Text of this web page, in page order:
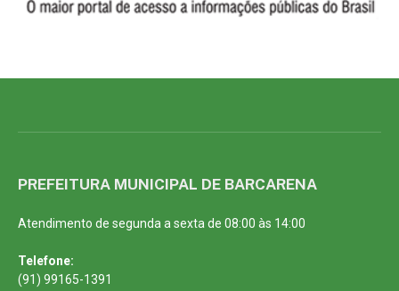
PREFEITURA MUNICIPAL DE BARCARENA
Atendimento de segunda a sexta de 08:00 às 14:00
Telefone:
(91) 99165-1391